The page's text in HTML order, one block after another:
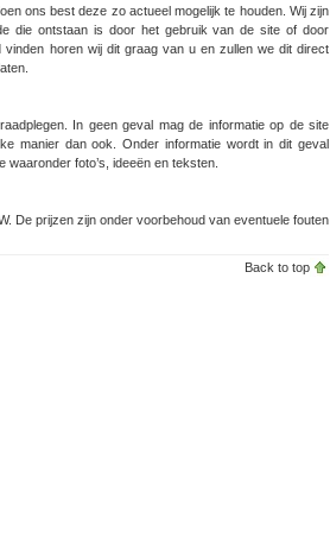
ons best deze zo actueel mogelijk te houden. Wij zijn
die ontstaan is door het gebruik van de site of door
horen wij dit graag van u en zullen we dit direct
In geen geval mag de informatie op de site
manier dan ook. Onder informatie wordtin dit geval
foto’s, ideeën en teksten.
De prijzen zijn onder voorbehoud van eventuele fouten
Back to top